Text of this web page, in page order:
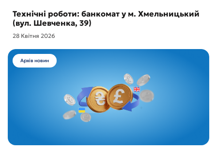
Технічні роботи: банкомат у м. Хмельницький
(вул. Шевченка, 39)
28 Квітня 2026
Архів новин